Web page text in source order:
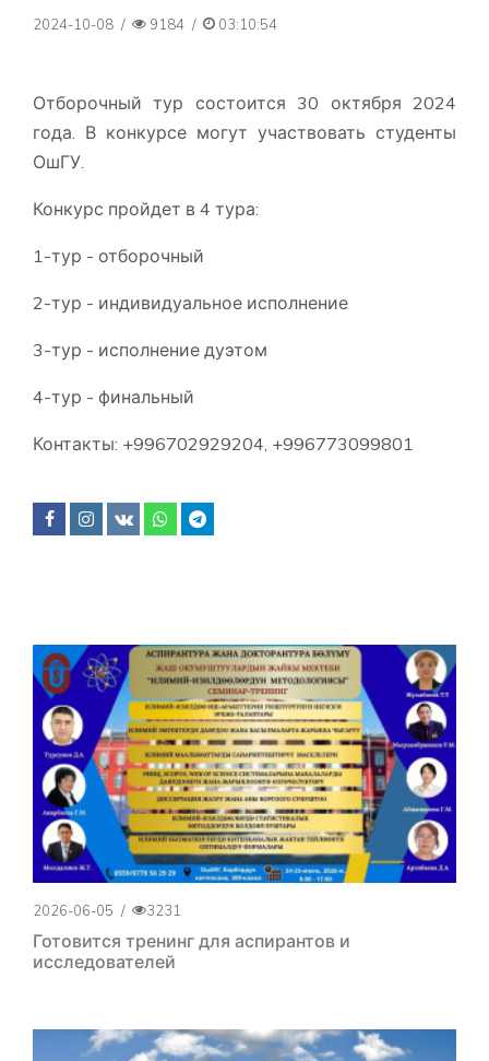
2024-10-08 / 9184 / 03:10:54
Отборочный тур состоится 30 октября 2024
года. В конкурсе могут участвовать студенты
ОшГУ.
Конкурс пройдет в 4 тура:
1-тур - отборочный
2-тур - индивидуальное исполнение
3-тур - исполнение дуэтом
4-тур - финальный
Контакты: +996702929204, +996773099801
2026-06-05 / 3231
Готовится тренинг для аспирантов и
исследователей